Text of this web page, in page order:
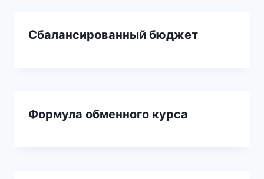
Сбалансированный бюджет
Формула обменного курса